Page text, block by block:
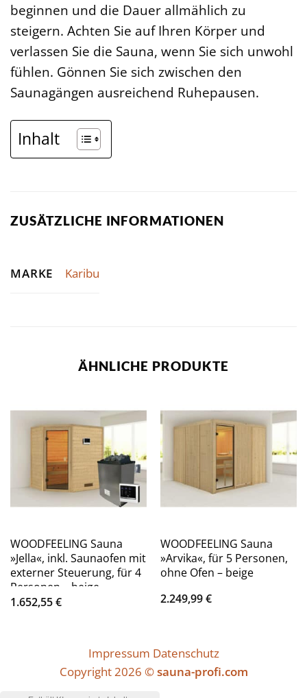
beginnen und die Dauer allmählich zu
steigern. Achten Sie auf Ihren Körper und
verlassen Sie die Sauna, wenn Sie sich unwohl
fühlen. Gönnen Sie sich zwischen den
Saunagängen ausreichend Ruhepausen.
Inhalt
ZUSÄTZLICHE INFORMATIONEN
MARKE Karibu
ÄHNLICHE PRODUKTE
WOODFEELING Sauna
»Jella«, inkl. Saunaofen mit
externer Steuerung, für 4
Personen – beige
1.652,55€
WOODFEELING Sauna
»Arvika«, für 5 Personen,
ohne Ofen – beige
2.249,99€
Impressum Datenschutz
Copyright 2026 ©sauna-profi.com